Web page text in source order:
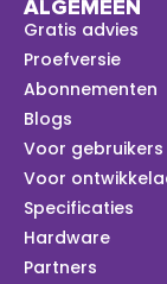
ALGEMEEN
Gratis advies
Proefversie
Abonnementen
Blogs
Voor
Voor
Specificaties
Hardware
Partners